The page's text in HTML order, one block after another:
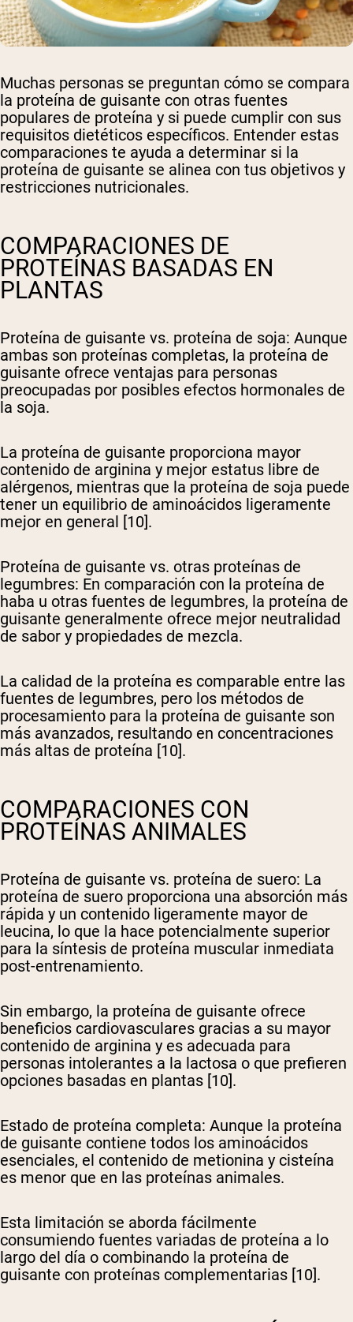
Muchas personas se preguntan cómo se compara
la proteína de guisante con otras fuentes
populares de proteína y si puede cumplir con sus
requisitos dietéticos específicos. Entender estas
comparaciones te ayuda a determinar si la
proteína de guisante se alinea con tus objetivos y
restricciones nutricionales.
COMPARACIONES DE
PROTEÍNAS BASADAS EN
PLANTAS
Proteína de guisante vs. proteína de soja: Aunque
ambas son proteínas completas, la proteína de
guisante ofrece ventajas para personas
preocupadas por posibles efectos hormonales de
la soja.
La proteína de guisante proporciona mayor
contenido de arginina y mejor estatus libre de
alérgenos, mientras que la proteína de soja puede
tener un equilibrio de aminoácidos ligeramente
mejor en general [10].
Proteína de guisante vs. otras proteínas de
legumbres: En comparación con la proteína de
haba u otras fuentes de legumbres, la proteína de
guisante generalmente ofrece mejor neutralidad
de sabor y propiedades de mezcla.
La calidad de la proteína es comparable entre las
fuentes de legumbres, pero los métodos de
procesamiento para la proteína de guisante son
más avanzados, resultando en concentraciones
más altas de proteína [10].
COMPARACIONES CON
PROTEÍNAS ANIMALES
Proteína de guisante vs. proteína de suero: La
proteína de suero proporciona una absorción más
rápida y un contenido ligeramente mayor de
leucina, lo que la hace potencialmente superior
para la síntesis de proteína muscular inmediata
post-entrenamiento.
Sin embargo, la proteína de guisante ofrece
beneficios cardiovasculares gracias a su mayor
contenido de arginina y es adecuada para
personas intolerantes a la lactosa o que prefieren
opciones basadas en plantas [10].
Estado de proteína completa: Aunque la proteína
de guisante contiene todos los aminoácidos
esenciales, el contenido de metionina y cisteína
es menor que en las proteínas animales.
Esta limitación se aborda fácilmente
consumiendo fuentes variadas de proteína a lo
largo del día o combinando la proteína de
guisante con proteínas complementarias [10].